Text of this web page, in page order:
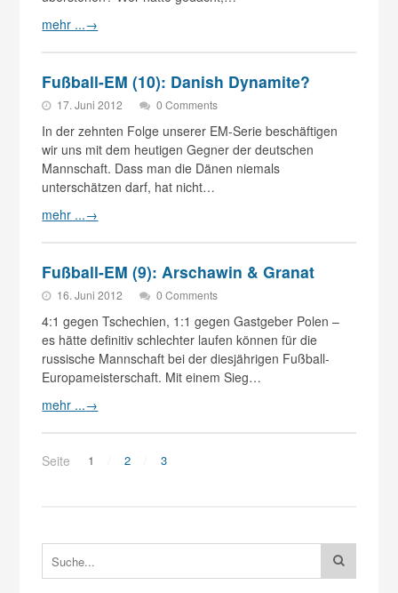
mehr ...→
Fußball-EM (10): Danish Dynamite?
17. Juni 2012 0 Comments
In der zehnten Folge unserer EM-Serie beschäftigen
wir uns mit dem heutigen Gegner der deutschen
Mannschaft. Dass man die Dänen niemals
unterschätzen darf, hat nicht…
mehr ...→
Fußball-EM (9): Arschawin & Granat
16. Juni 2012 0 Comments
4:1 gegen Tschechien, 1:1 gegen Gastgeber Polen –
es hätte definitiv schlechter laufen können für die
russische Mannschaft bei der diesjährigen Fußball-
Europameisterschaft. Mit einem Sieg…
mehr ...→
Seite 1 2 3